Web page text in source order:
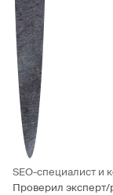
SEO-специалист и
Проверил эксперт/